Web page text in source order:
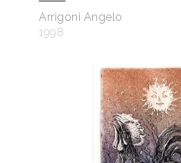
Arrigoni Angelo
1998